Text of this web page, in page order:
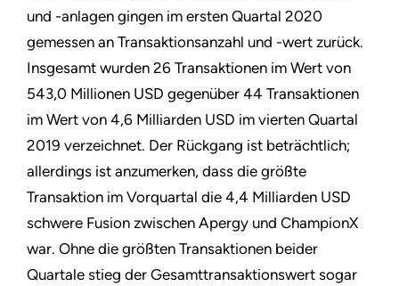
und -anlagen gingen im ersten Quartal 2020
gemessen an Transaktionsanzahl und -wert zurück.
Insgesamt wurden 26 Transaktionen im Wert von
543,0 Millionen USD gegenüber 44 Transaktionen
im Wert von 4,6 Milliarden USD im vierten Quartal
2019 verzeichnet. Der Rückgang ist beträchtlich;
allerdings ist anzumerken, dass die größte
Transaktion im Vorquartal die 4,4 Milliarden USD
schwere Fusion zwischen Apergy und ChampionX
war. Ohne die größten Transaktionen beider
Quartale stieg der Gesamttransaktionswert sogar